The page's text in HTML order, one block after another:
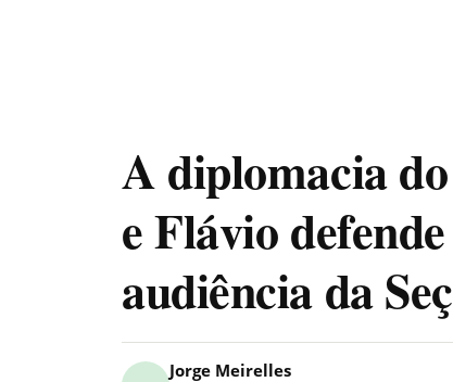
A diplomacia
e Flávio
audiência da
Jorge Meirelles